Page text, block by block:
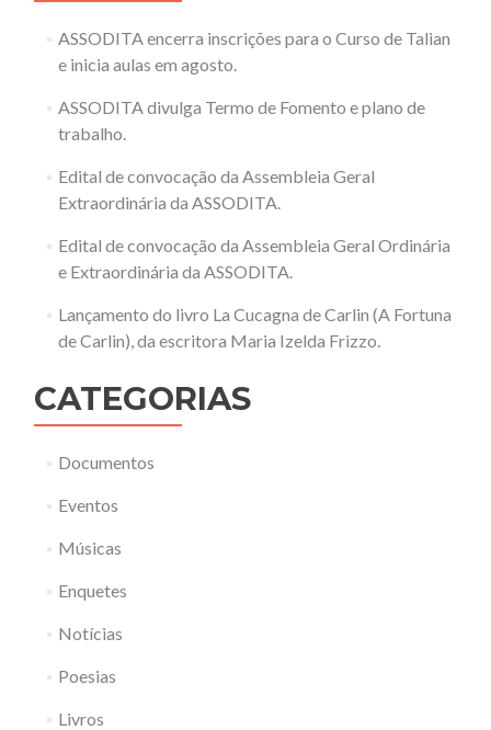
ASSODITA encerra inscrições para o Curso de Talian
e inicia aulas em agosto.
ASSODITA divulga Termo de Fomento e plano de
trabalho.
Edital de convocação da Assembleia Geral
Extraordinária da ASSODITA.
Edital de convocação da Assembleia Geral Ordinária
e Extraordinária da ASSODITA.
Lançamento do livro La Cucagna de Carlin (A Fortuna
de Carlin), da escritora Maria Izelda Frizzo.
CATEGORIAS
Documentos
Eventos
Músicas
Enquetes
Notícias
Poesias
Livros